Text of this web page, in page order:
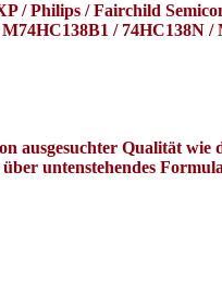
/ Philips / Fairchild
M74HC138B1 / 74HC138N /
ausgesuchter Qualität wie
untenstehendes